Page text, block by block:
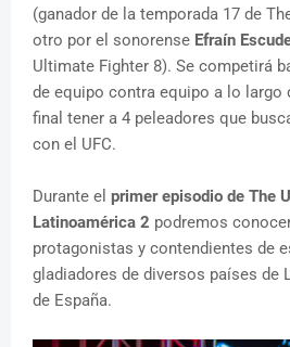
(ganador de la temporada 17 de
otro por el sonorense Efraín
Ultimate Fighter 8). Se competirá
de equipo contra equipo a lo largo
final tener a 4 peleadores que
con el UFC.
Durante el primer episodio de The
Latinoamérica 2 podremos
protagonistas y contendientes de
gladiadores de diversos países de
de España.